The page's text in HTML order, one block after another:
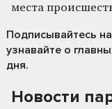
места
Подписывайтесь
узнавайте о
дня.
Новости